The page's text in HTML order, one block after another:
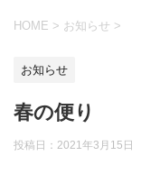
HOME > お知らせ >
お知らせ
春の便り
投稿日： 2021年3月15日